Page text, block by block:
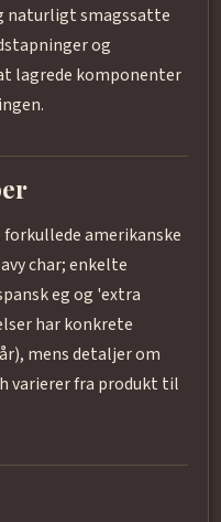
naturligt smagssatte
og
lagrede komponenter
amerikanske
char; enkelte
eg og 'extra
har konkrete
mens detaljer om
varierer fra produkt til